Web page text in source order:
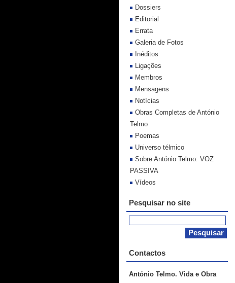
Dossiers
Editorial
Errata
Galeria de Fotos
Inéditos
Ligações
Membros
Mensagens
Notícias
Obras Completas de António
Telmo
Poemas
Universo télmico
Sobre António Telmo: VOZ
PASSIVA
Vídeos
Pesquisar no site
Contactos
António Telmo. Vida e Obra